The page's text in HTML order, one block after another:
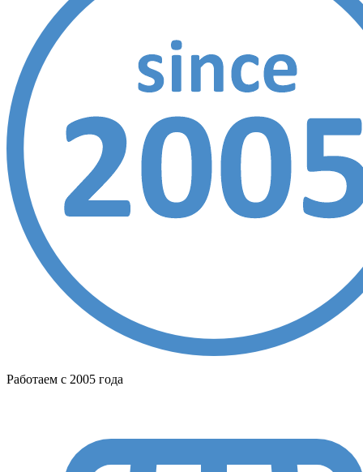
Работаем с 2005 года